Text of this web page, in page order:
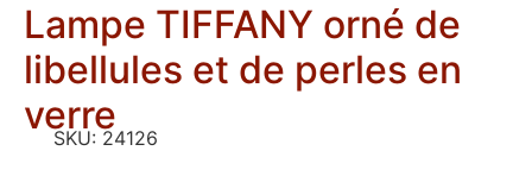
Lampe TIFFANY orné de
libellules et de perles en
verre
SKU: 24126